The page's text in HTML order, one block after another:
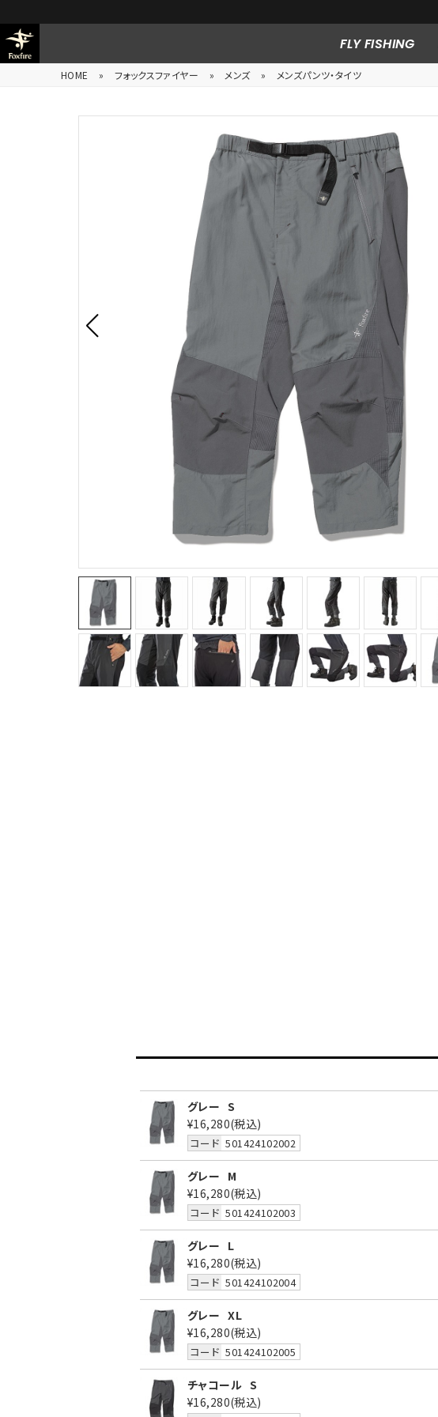
FLY FISHING
HOME » フォックスファイヤー » メンズ » メンズパンツ・タイツ
グレー S
¥16,280(税込)
コード 501424102002
グレー M
¥16,280(税込)
コード 501424102003
グレー L
¥16,280(税込)
コード 501424102004
グレー XL
¥16,280(税込)
コード 501424102005
チャコール S
¥16,280(税込)